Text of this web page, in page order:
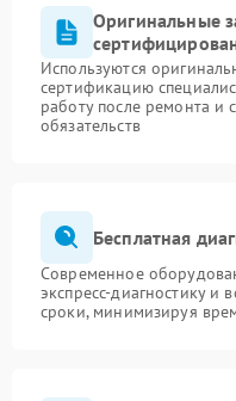
Оригинальные
Используются
сертификацию
работу после ремонта и
обязательств
Бесплатная
Современное
экспресс-диагностику и
сроки, минимизируя